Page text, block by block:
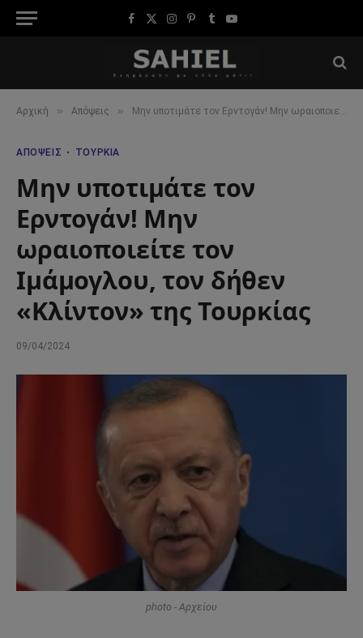
Facebook
X
Instagram
Pinterest
TumblrYouTube
Αρχική » Απόψεις » Μην υποτιμάτε τον Ερντογάν! Μην ωραιοποιείτε τον Ιμάμογλου, τον δήθεν «Κλίντον» της Τουρκίας
ΑΠΌΨΕΙΣ ΤΟΥΡΚΊΑ
Μην υποτιμάτε τον
Ερντογάν! Μην
ωραιοποιείτε τον
Ιμάμογλου, τον δήθεν
«Κλίντον» της Τουρκίας
09/04/2024
photo - Αρχείου